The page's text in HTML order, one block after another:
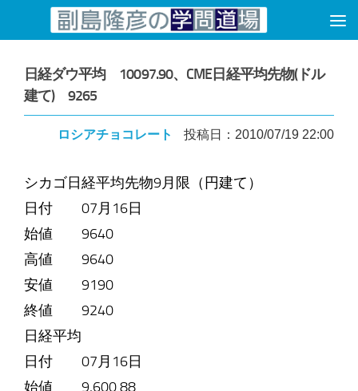
コンテンツへスキップ
日経ダウ平均 10097.90、CME日経平均先物(ドル
建て) 9265
ロシアチョコレート 投稿日：2010/07/19 22:00
シカゴ日経平均先物9月限（円建て）
日付 07月16日
始値 9640
高値 9640
安値 9190
終値 9240
日経平均
日付 07月16日
始値 9,600.88